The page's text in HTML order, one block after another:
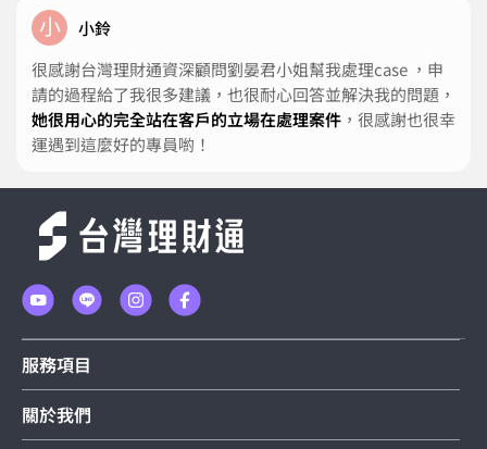
小
小鈴
很感謝台灣理財通資深顧問劉晏君小姐幫我處理case ，申
請的過程給了我很多建議，也很耐心回答並解決我的問題，
她很用心的完全站在客戶的立場在處理案件 ，很感謝也很幸
運遇到這麼好的專員喲！
服務項目
關於我們